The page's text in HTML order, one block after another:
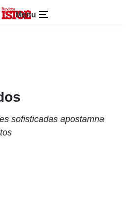
Menu
sofisticadas apostamna